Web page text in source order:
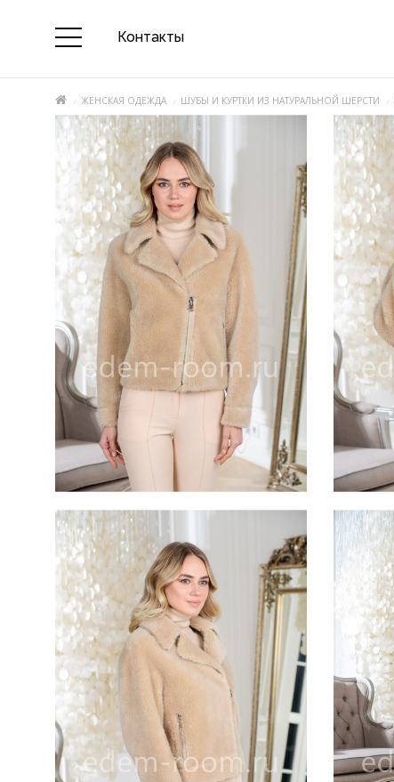
Контакты
ЖЕНСКАЯ ОДЕЖДА ШУБЫ И КУРТКИ ИЗ НАТУРАЛЬНОЙ ШЕРСТИ